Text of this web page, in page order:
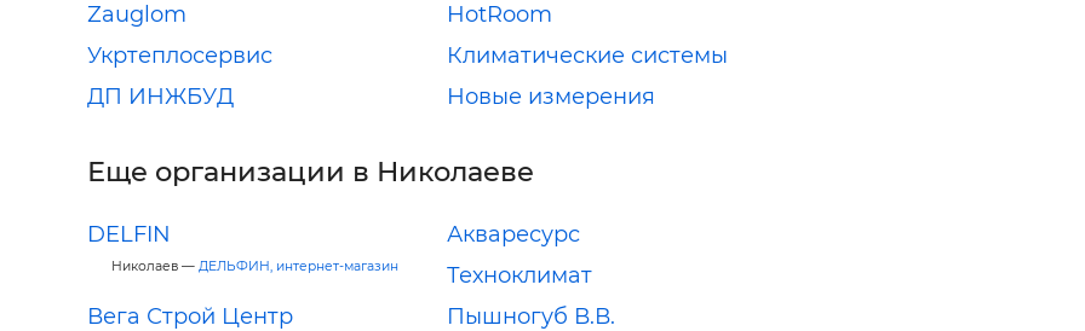
Zauglom
HotRoom
Укртеплосервис
Климатические системы
ДП ИНЖБУД
Новые измерения
Еще организации в Николаеве
DELFIN
Николаев — ДЕЛЬФИН, интернет-магазин
Акваресурс
Техноклимат
Вега Строй Центр
Пышногуб В.В.